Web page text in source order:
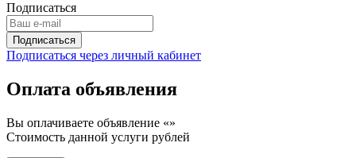
Подписаться
Подписаться через личный кабинет
Оплата объявления
Вы оплачиваете объявление «»
Стоимость данной услуги рублей